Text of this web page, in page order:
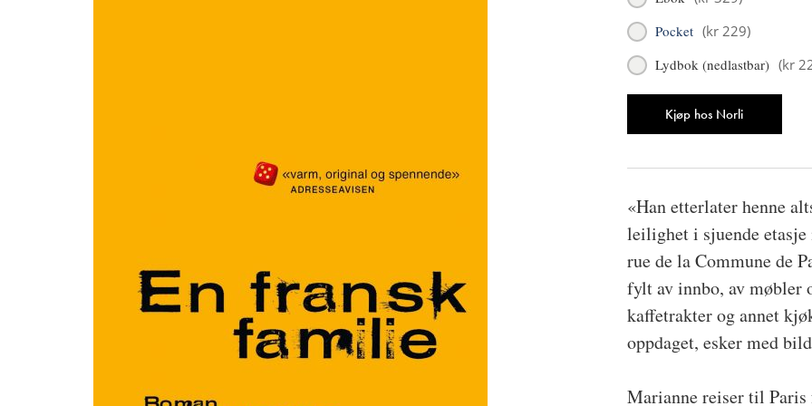
Pocket (kr 229)
Lydbok (nedlastbar) (kr
Kjøp hos Norli
«Han etterlater henne
leilighet i sjuende
rue de la Commune de
fylt av innbo, av møbler
kaffetrakter og annet
oppdaget, esker med
Marianne reiser til Paris